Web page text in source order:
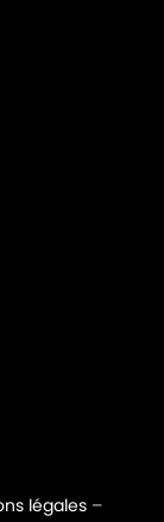
légales –